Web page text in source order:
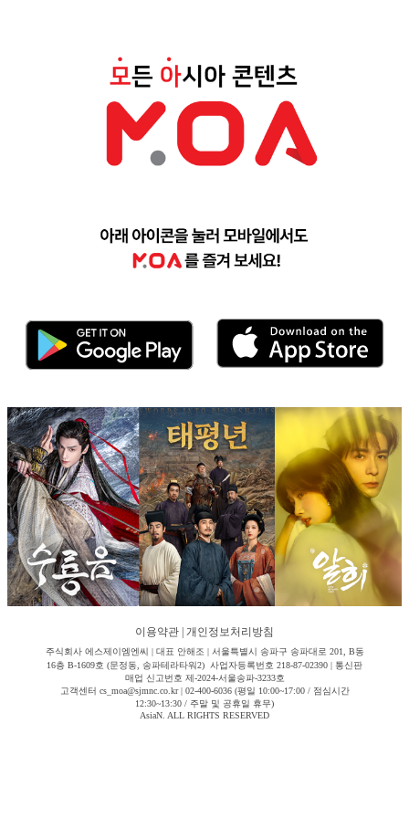
이용약관 개인정보처리방침
주식회사 에스제이엠엔씨 | 대표 안해조 | 서울특별시 송파구 송파대로 201, B동
16층 B-1609호 (문정동, 송파테라타워2) 사업자등록번호 218-87-02390 | 통신판
매업 신고번호 제-2024-서울송파-3233호
고객센터 cs_moa@sjmnc.co.kr | 02-400-6036 (평일 10:00~17:00 / 점심시간
12:30~13:30 / 주말 및 공휴일 휴무)
AsiaN. ALL RIGHTS RESERVED